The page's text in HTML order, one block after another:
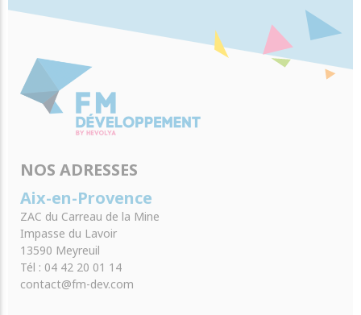
NOS ADRESSES
Aix-en-Provence
ZAC du Carreau de la Mine
Impasse du Lavoir
13590 Meyreuil
Tél : 04 42 20 01 14
contact@fm-dev.com